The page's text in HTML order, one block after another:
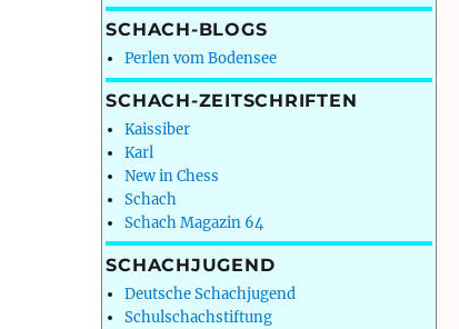
SCHACH-BLOGS
Perlen vom Bodensee
SCHACH-ZEITSCHRIFTEN
Kaissiber
Karl
New in Chess
Schach
Schach Magazin 64
SCHACHJUGEND
Deutsche Schachjugend
Schulschachstiftung